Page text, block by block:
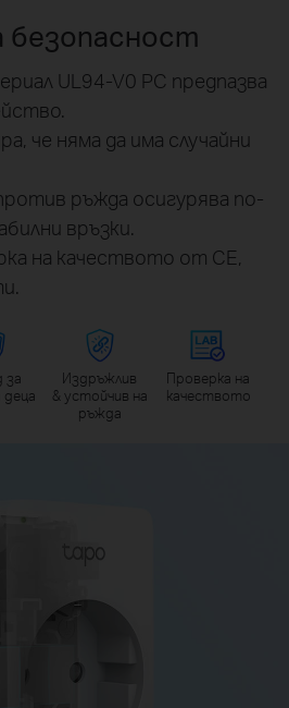
безопасност
UL94-V0 PC предпазва
че няма да има случайни
ръжда осигурява по-
връзки.
на качеството от CE,
за
Издръжлив
& устойчив на
ръжда
Проверка на
качеството